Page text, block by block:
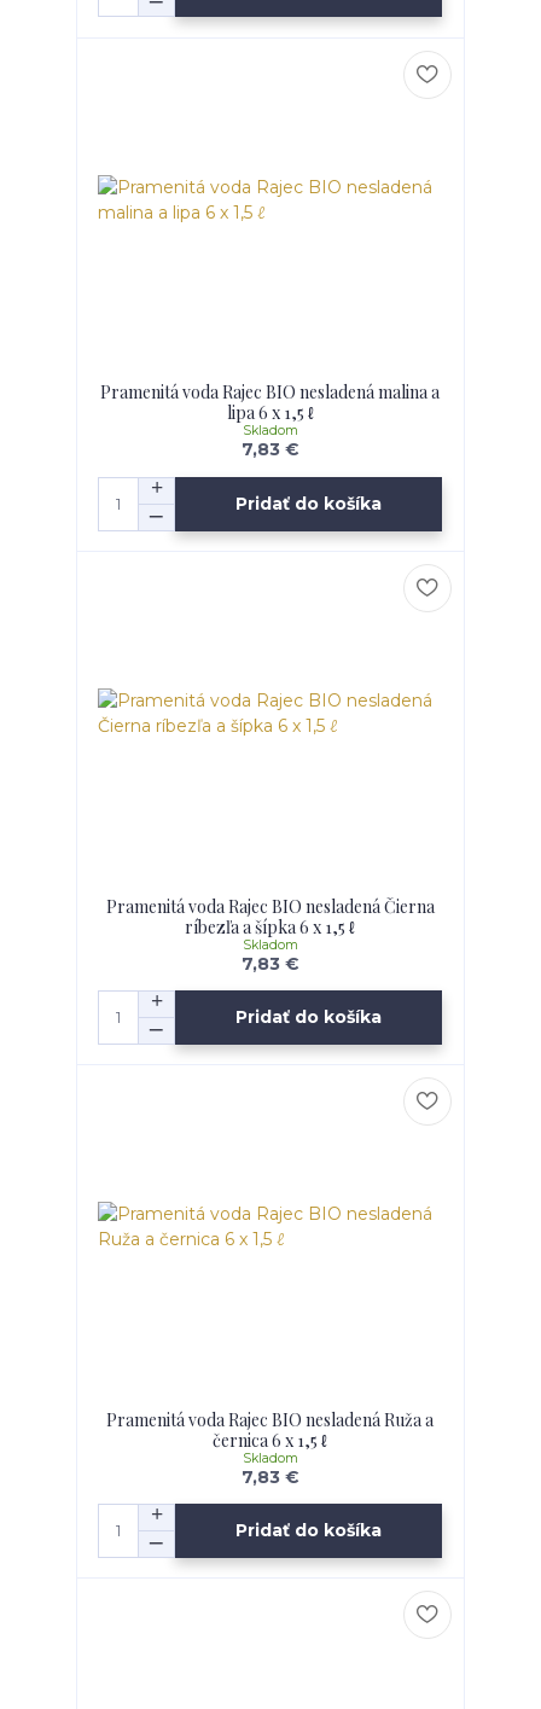
Pramenitá voda Rajec BIO nesladená malina a
lipa 6 x 1,5 ℓ
7,83 €
Skladom
Pridať do košíka
Pramenitá voda Rajec BIO nesladená Čierna
ríbezľa a šípka 6 x 1,5 ℓ
7,83 €
Skladom
Pridať do košíka
Pramenitá voda Rajec BIO nesladená Ruža a
černica 6 x 1,5 ℓ
7,83 €
Skladom
Pridať do košíka